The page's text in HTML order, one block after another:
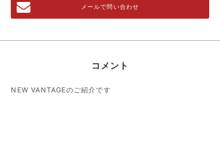
メールで問い合わせ
コメント
NEW VANTAGEのご紹介です